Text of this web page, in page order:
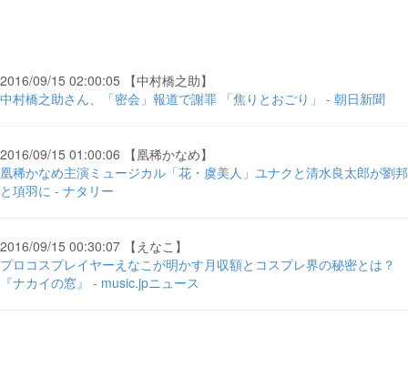
2016/09/15 02:00:05 【中村橋之助】
中村橋之助さん、「密会」報道で謝罪 「焦りとおごり」 - 朝日新聞
2016/09/15 01:00:06 【凰稀かなめ】
凰稀かなめ主演ミュージカル「花・虞美人」ユナクと清水良太郎が劉邦
と項羽に - ナタリー
2016/09/15 00:30:07 【えなこ】
プロコスプレイヤーえなこが明かす月収額とコスプレ界の秘密とは？
『ナカイの窓』 - music.jpニュース